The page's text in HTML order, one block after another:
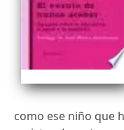
como ese niño que